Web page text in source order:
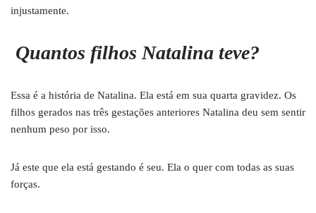
injustamente.
Quantos filhos Natalina teve?
Essa é a história de Natalina. Ela está em sua quarta gravidez. Os
filhos gerados nas três gestações anteriores Natalina deu sem sentir
nenhum peso por isso.
Já este que ela está gestando é seu. Ela o quer com todas as suas
forças.